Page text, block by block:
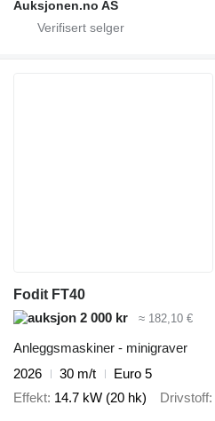
Auksjonen.no AS
Fodit FT40
2 000 kr
≈ 182,10 €
Anleggsmaskiner - minigraver
2026
30 m/t
Euro 5
Effekt 14.7 kW (20 hk) Drivstoff